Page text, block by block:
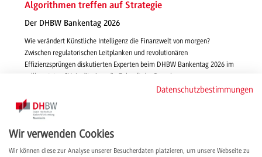
Algorithmen treffen auf Strategie
Der DHBW Bankentag 2026
Wie verändert Künstliche Intelligenz die Finanzwelt von morgen?
Zwischen regulatorischen Leitplanken und revolutionären
Effizienzsprüngen diskutierten Experten beim DHBW Bankentag 2026 im
vollbesetzten SV-Auditorium die Zukunft der Branche.
Datenschutzbestimmungen
Wir verwenden Cookies
Wir können diese zur Analyse unserer Besucherdaten platzieren, um unsere Webseite zu